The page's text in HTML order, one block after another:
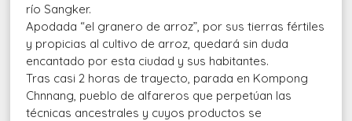
río Sangker.
Apodada “el granero de arroz”, por sus tierras fértiles
y propicias al cultivo de arroz, quedará sin duda
encantado por esta ciudad y sus habitantes.
Tras casi 2 horas de trayecto, parada en Kompong
Chnnang, pueblo de alfareros que perpetúan las
técnicas ancestrales y cuyos productos se